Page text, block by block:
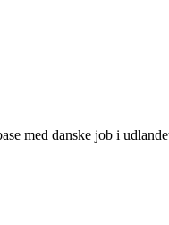
med danske job i